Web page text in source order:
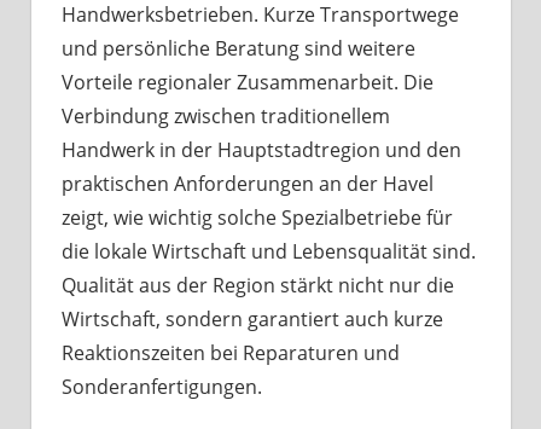
Handwerksbetrieben. Kurze Transportwege
und persönliche Beratung sind weitere
Vorteile regionaler Zusammenarbeit. Die
Verbindung zwischen traditionellem
Handwerk in der Hauptstadtregion und den
praktischen Anforderungen an der Havel
zeigt, wie wichtig solche Spezialbetriebe für
die lokale Wirtschaft und Lebensqualität sind.
Qualität aus der Region stärkt nicht nur die
Wirtschaft, sondern garantiert auch kurze
Reaktionszeiten bei Reparaturen und
Sonderanfertigungen.